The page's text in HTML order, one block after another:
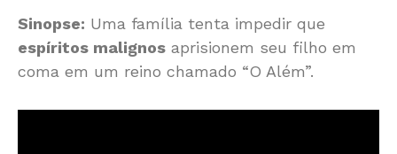
Sinopse: Uma família tenta impedir que
espíritos malignos aprisionem seu filho em
coma em um reino chamado “O Além”.